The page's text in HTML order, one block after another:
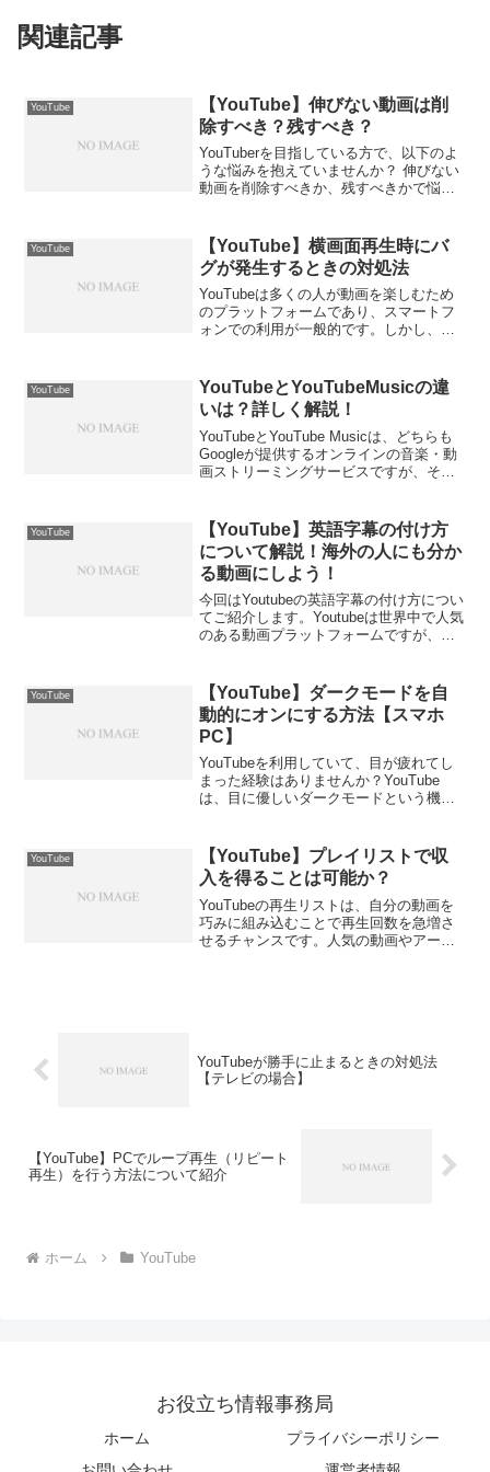
関連記事
YouTube
【YouTube】伸びない動画は削
除すべき？残すべき？
YouTuberを目指している方で、以下のよ
うな悩みを抱えていませんか？ 伸びない
動画を削除すべきか、残すべきかで悩ん
画の削除によるメリット・デメリットに
ついても考慮す...
YouTube
【YouTube】横画面再生時にバ
グが発生するときの対処法
YouTubeは多くの人が動画を楽しむため
のプラットフォームであり、スマートフ
ォンでの利用が一般的です。しかし、時
があります。この記事では、そうした不
具合に対処する方法...
YouTube
YouTubeとYouTubeMusicの違
いは？詳しく解説！
YouTubeとYouTube Musicは、どちらも
Googleが提供するオンラインの音楽・動
画ストリーミングサービスですが、それ
動画を無料で視聴することができる一
方...
YouTube
【YouTube】英語字幕の付け方
について解説！海外の人にも分か
る動画にしよう！
今回はYoutubeの英語字幕の付け方につい
てご紹介します。Youtubeは世界中で人気
のある動画プラットフォームですが、英
簡単な手順で正確な字幕を作成すること
ができま...
YouTube
【YouTube】ダークモードを自
動的にオンにする方法【スマホ
PC】
YouTubeを利用していて、目が疲れてし
まった経験はありませんか？YouTube
は、目に優しいダークモードという機能
にする方法について詳しく説明します。
【YouTu...
YouTube
【YouTube】プレイリストで収
入を得ることは可能か？
YouTubeの再生リストは、自分の動画を
巧みに組み込むことで再生回数を急増さ
せるチャンスです。人気の動画やアーテ
YouTubeが勝手に止まるときの対処法
【テレビの場合】
【YouTube】PCでループ再生（リピート
再生）を行う方法について紹介
ホーム YouTube
お役立ち情報事務局
ホーム
プライバシーポリシー